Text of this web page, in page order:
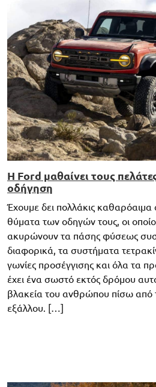
Η Ford μαθαίνει τους
οδήγηση
Έχουμε δει πολλάκις
θύματα των οδηγών τους, οι
ακυρώνουν τα πάσης φύσεως
διαφορικά, τα συστήματα
γωνίες προσέγγισης και όλα τα
έχει ένα σωστό εκτός δρόμου
βλακεία του ανθρώπου πίσω από
εξάλλου. […]